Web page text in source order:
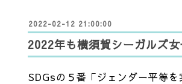
2022-02-12 21:00:00
2022年も横須賀シーガルズ
SDGsの５番「ジェンダー平等